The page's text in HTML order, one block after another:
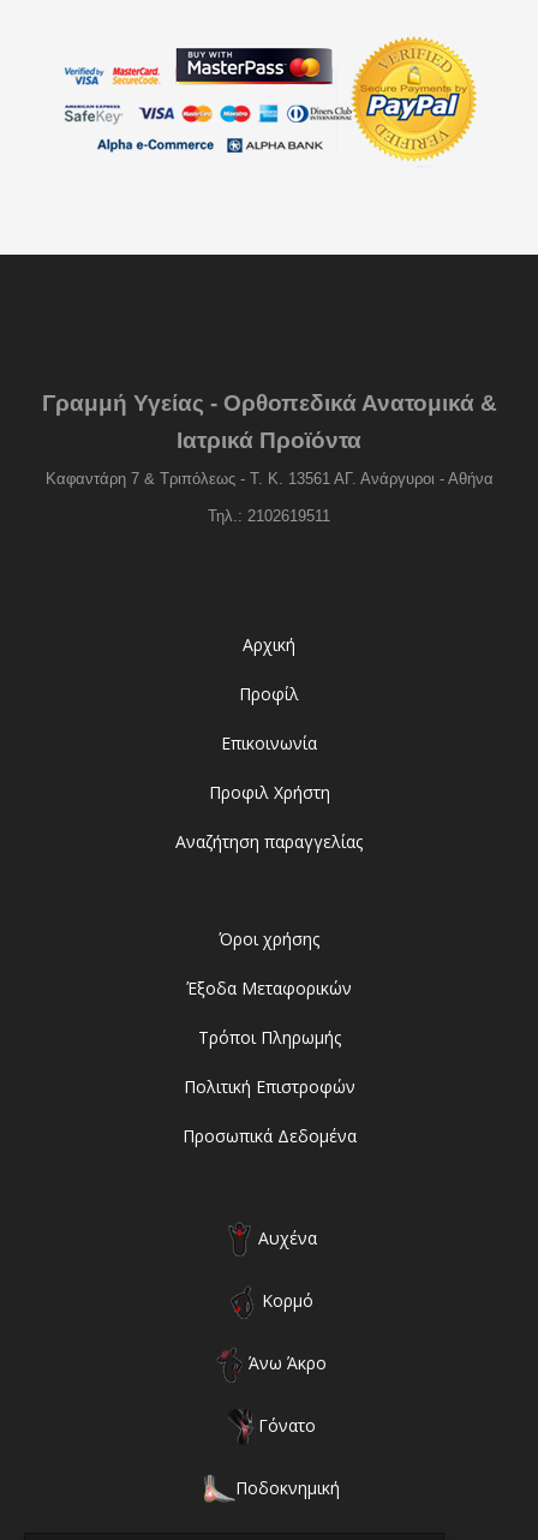
Γραμμή Υγείας - Ορθοπεδικά Ανατομικά &
Ιατρικά Προϊόντα
Καφαντάρη 7 & Τριπόλεως - Τ. Κ. 13561 ΑΓ. Ανάργυροι - Αθήνα
Τηλ.: 2102619511
Αρχική
Προφίλ
Επικοινωνία
Προφιλ Χρήστη
Αναζήτηση παραγγελίας
Όροι χρήσης
Έξοδα Μεταφορικών
Τρόποι Πληρωμής
Πολιτική Επιστροφών
Προσωπικά Δεδομένα
Αυχένα
Κορμό
Άνω Άκρο
Γόνατο
Ποδοκνημική